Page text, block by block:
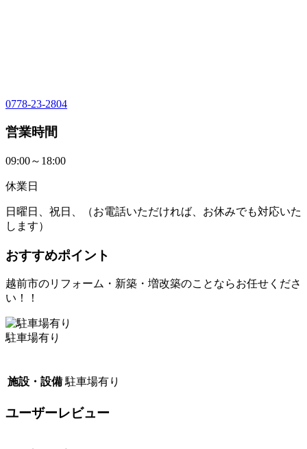
0778-23-2804
営業時間
09:00～18:00
休業日
日曜日、祝日、（お電話いただければ、お休みでも対応いた
します）
おすすめポイント
越前市のリフォーム・新築・増改築のことならお任せくださ
い！！
駐車場有り
施設・設備 駐車場有り
ユーザーレビュー